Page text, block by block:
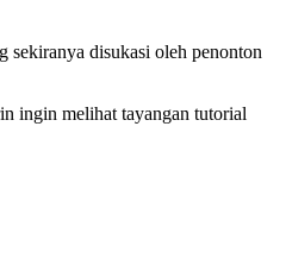
sekiranya disukasi oleh penonton
ingin melihat tayangan tutorial